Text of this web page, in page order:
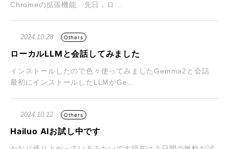
Chromeの拡張機能 先日，ロ...
2024.10.28 Others
ローカルLLMと会話してみました
インストールしたので色々使ってみましたGemma2と会話
最初にインストールしたLLMがGe...
2024.10.12 Others
Hailuo AIお試し中です